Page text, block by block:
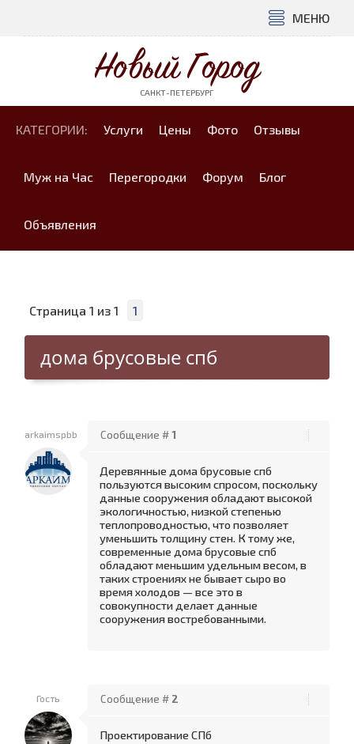
МЕНЮ
Новый Город
САНКТ-ПЕТЕРБУРГ
КАТЕГОРИИ: Услуги Цены Фото Отзывы
Муж на Час Перегородки Форум Блог
Объявления
Страница 1 из 1 1
дома брусовые спб
arkaimspbb Сообщение #1
Деревянные дома брусовые спб
пользуются высоким спросом, поскольку
данные сооружения обладают высокой
экологичностью, низкой степенью
теплопроводностью, что позволяет
уменьшить толщину стен. К тому же,
современные дома брусовые спб
обладают меньшим удельным весом, в
таких строениях не бывает сыро во
время холодов — все это в
совокупности делает данные
сооружения востребованными.
Гость Сообщение # 2
Проектирование СПб